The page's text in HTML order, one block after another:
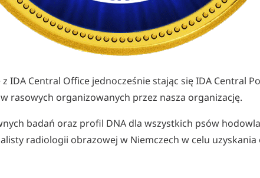
IDA Central Office jednocześnie stając się IDA Central
rasowych organizowanych przez nasza organizację.
badań oraz profil DNA dla wszystkich psów
radiologii obrazowej w Niemczech w celu uzyskania